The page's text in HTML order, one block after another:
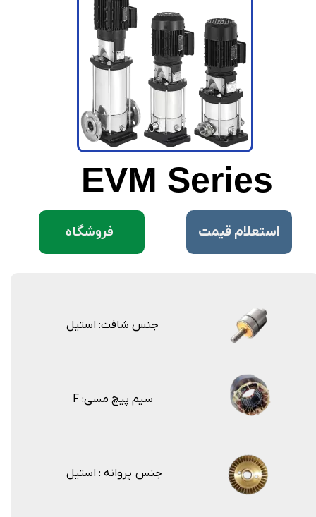
EVM Series
جنس شافت: استیل
F :سیم پیچ مسی
جنس پروانه : استیل
فروشگاه ​استعلام قیمت